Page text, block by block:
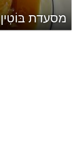
מסעדת בּוֹטִין